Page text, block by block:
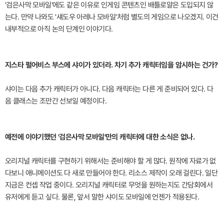
'검은사막 모바일'에도 같은 이유로 인게임 콘텐츠인 배틀로얄은 도입되지 않
는다. 만약 나와도 '섀도우 아레나 모바일'처럼 별도의 게임으로 나오겠지. 이건
내부적으로 아직 논의 단계인 이야기다.
지스타 펄어비스 부스에 샤이가 있더라. 차기 추가 캐릭터임을 암시하는 건가?
샤이는 다음 추가 캐릭터가 아니다. 다음 캐릭터는 다른 게 준비되어 있다. 다
음 클래스는 조만간 선보일 예정이다.
예전에 이야기했던 '검은사막 모바일'만의 캐릭터에 대한 소식은 없나.
오리지널 캐릭터를 구현하기 위해서는 준비해야 할 게 많다. 원작에 자료가 없
다보니 애니메이션도 다 새로 만들어야 한다. 리소스 제작이 오래 걸린다. 일단
지금은 컨셉 작업 중이다. 오리지널 캐릭터로 무엇을 원하는지도 간담회에서
유저에게 듣고 싶다. 물론, 앞서 말한 샤이도 모바일에 언젠가 적용된다.